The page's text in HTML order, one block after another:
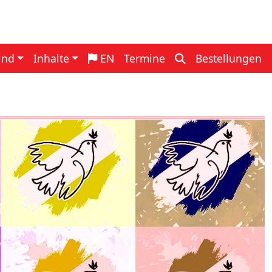
Inhalte EN Termine Bestellungen